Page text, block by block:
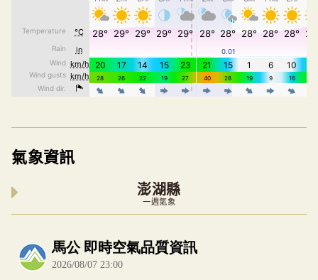
氣象資訊
澎湖縣
一週氣象
內嵌空氣品質小工具為視覺預覽，完整即時空